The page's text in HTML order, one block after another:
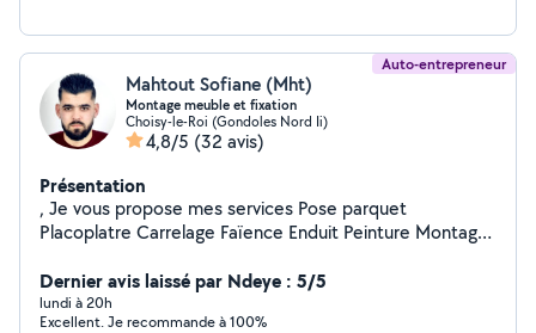
Auto-entrepreneur
Mahtout Sofiane (Mht)
Montage meuble et fixation
Choisy-le-Roi (Gondoles Nord Ii)
4,8/5 (32 avis)
Présentation
, Je vous propose mes services Pose parquet
Placoplatre Carrelage Faïence Enduit Peinture Montage
contacter
Dernier avis laissé par Ndeye : 5/5
lundi à 20h
Excellent. Je recommande à 100%